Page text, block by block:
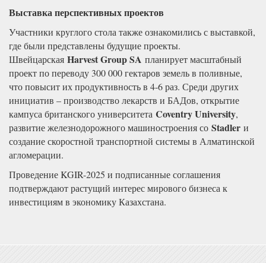
Выставка перспективных проектов
Участники круглого стола также ознакомились с выставкой,
где были представлены будущие проекты.
Швейцарская Harvest Group SA планирует масштабный
проект по переводу 300 000 гектаров земель в поливные,
что повысит их продуктивность в 4-6 раз. Среди других
инициатив – производство лекарств и БАДов, открытие
кампуса британского университета Coventry University,
развитие железнодорожного машиностроения со Stadler и
создание скоростной транспортной системы в Алматинской
агломерации.
Проведение KGIR-2025 и подписанные соглашения
подтверждают растущий интерес мирового бизнеса к
инвестициям в экономику Казахстана.